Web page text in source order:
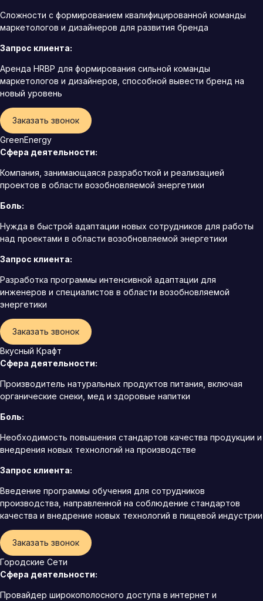
Сложности с формированием квалифицированной команды
маркетологов и дизайнеров для развития бренда
Запрос клиента:
Аренда HRBP для формирования сильной команды
маркетологов и дизайнеров, способной вывести бренд на
новый уровень
Заказать звонок
GreenEnergy
Сфера деятельности:
Компания, занимающаяся разработкой и реализацией
проектов в области возобновляемой энергетики
Боль:
Нужда в быстрой адаптации новых сотрудников для работы
над проектами в области возобновляемой энергетики
Запрос клиента:
Разработка программы интенсивной адаптации для
инженеров и специалистов в области возобновляемой
энергетики
Заказать звонок
Вкусный Крафт
Сфера деятельности:
Производитель натуральных продуктов питания, включая
органические снеки, мед и здоровые напитки
Боль:
Необходимость повышения стандартов качества продукции и
внедрения новых технологий на производстве
Запрос клиента:
Введение программы обучения для сотрудников
производства, направленной на соблюдение стандартов
качества и внедрение новых технологий в пищевой индустрии
Заказать звонок
Городские Сети
Сфера деятельности:
Провайдер широкополосного доступа в интернет и